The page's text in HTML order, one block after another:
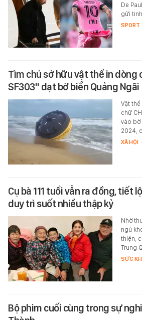
De
gửi
SPORT
Tìm chủ sở hữu vật thể in dòng
SF303" dạt bờ biển Quảng Ngãi
Vật
chữ
vào bờ
2024,
XÃ HỘI
Cụ bà 111 tuổi vẫn ra đồng, tiết
duy trì suốt nhiều thập kỷ
Nhờ
ngủ
thiện,
Trung
SỨC
Bộ phim cuối cùng trong sự